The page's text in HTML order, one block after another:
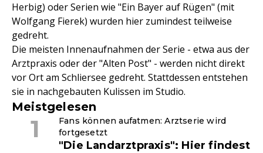
Herbig) oder Serien wie "Ein Bayer auf Rügen" (mit
Wolfgang Fierek) wurden hier zumindest teilweise
gedreht.
Die meisten Innenaufnahmen der Serie - etwa aus der
Arztpraxis oder der "Alten Post" - werden nicht direkt
vor Ort am Schliersee gedreht. Stattdessen entstehen
sie in nachgebauten Kulissen im Studio.
Meistgelesen
Fans können aufatmen: Arztserie wird
fortgesetzt
"Die Landarztpraxis": Hier findest